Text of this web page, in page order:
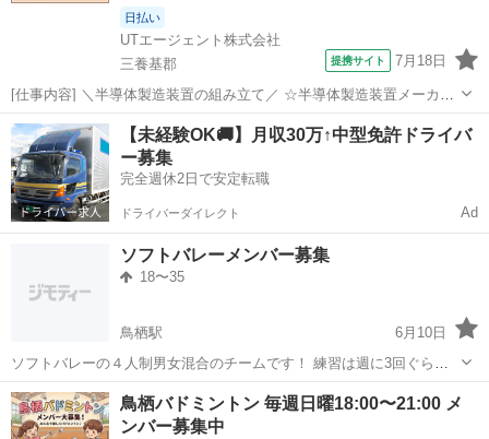
日払い
UTエージェント株式会社
三養基郡
提携サイト 7月18日
[仕事内容] ＼半導体製造装置の組み立て／ ☆半導体製造装置メーカー
でのオシゴト♪ 細かい作業がお好きな方にピッタリのお仕事です♪ ＜
おまかせするお仕事＞ ◎半導体製造装置の組立作業 装置のユニット
ごとにチームで作業...
佐賀 三養基郡 工場
【未経験OK🚚】月収30万↑中型免許ドライバ
ー募集
完全週休2日で安定転職
ドライバーダイレクト Ad
ソフトバレーメンバー募集
18〜35
鳥栖駅
6月10日
ソフトバレーの４人制男女混合のチームです！ 練習は週に3回ぐらい
してます！ かなり試合も出てます。 日曜日一緒試合に出れるかた募集
してます！ コメント欄に記入ができずコメント欄に記入されても返せ
ないなので問い合わせのとこでメ...
佐賀 鳥栖市 鳥栖駅 バレーボール ソフトバレー
鳥栖バドミントン 毎週日曜18:00〜21:00 メ
ンバー募集中